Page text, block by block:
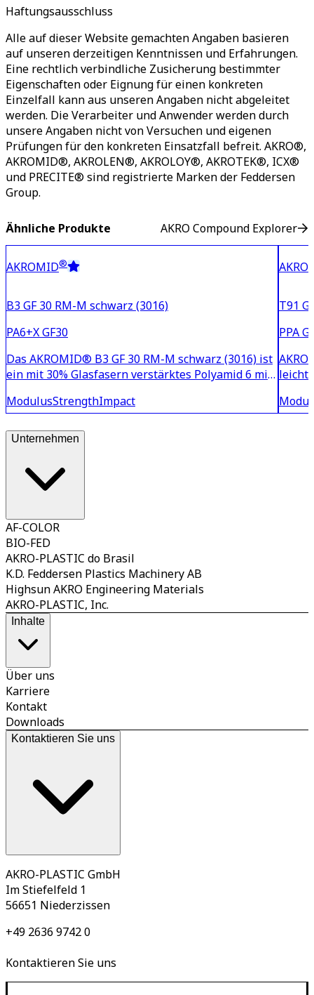
Haftungsausschluss
Alle auf dieser Website gemachten Angaben basieren
auf unseren derzeitigen Kenntnissen und Erfahrungen.
Eine rechtlich verbindliche Zusicherung bestimmter
Eigenschaften oder Eignung für einen konkreten
Einzelfall kann aus unseren Angaben nicht abgeleitet
werden. Die Verarbeiter und Anwender werden durch
unsere Angaben nicht von Versuchen und eigenen
Prüfungen für den konkreten Einsatzfall befreit. AKRO®,
AKROMID®, AKROLEN®, AKROLOY®, AKROTEK®, ICX®
und PRECITE® sind registrierte Marken der Feddersen
Group.
Ähnliche Produkte AKRO Compound Explorer
AKROMID®
B3 GF 30 RM-M schwarz (3016)
PA6+X GF30
Das AKROMID® B3 GF 30 RM-M schwarz (3016) ist
ein mit 30% Glasfasern verstärktes Polyamid 6 mit
zeichnet sich durch eine reduzierte
PA 6 GF 30 aus, wodurch s
ModulusStrengthImpact
T91
PPA
Unternehmen
AF-COLOR
BIO-FED
AKRO-PLASTIC do Brasil
K.D. Feddersen Plastics Machinery AB
Highsun AKRO Engineering Materials
AKRO-PLASTIC, Inc.
Inhalte
Über uns
Karriere
Kontakt
Downloads
Kontaktieren Sie uns
AKRO-PLASTIC GmbH
Im Stiefelfeld 1
56651 Niederzissen
+49 2636 9742 0
Kontaktieren Sie uns